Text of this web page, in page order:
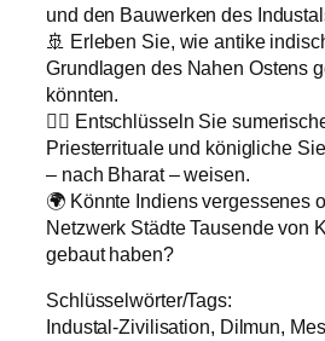
und den Bauwerken des
🚢 Erleben Sie, wie antike
Grundlagen des Nahen Ostens
könnten.
🕵️‍♂️ Entschlüsseln Sie
Priesterrituale und königliche
– nach Bharat – weisen.
🌍 Könnte Indiens vergessenes
Netzwerk Städte Tausende von
gebaut haben?
Schlüsselwörter/Tags:
Industal-Zivilisation, Dilmun,